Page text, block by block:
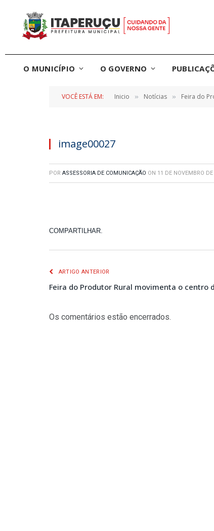
O MUNICÍPIO O GOVERNO
VOCÊ ESTÁ EM: Inicio » Notícias » Feira do
image00027
POR ASSESSORIA DE COMUNICAÇÃO ON 11 DE NOVEMBRO
COMPARTILHAR.
ARTIGO ANTERIOR
Feira do Produtor Rural movimenta o
Os comentários estão encerrados.